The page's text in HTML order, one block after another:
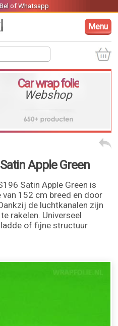
Belof Whatsapp
Menu
Car wrap folie
Webshop
Apple Green
Satin Apple Green is
152 cm breed en door
de luchtkanalen zijn
rakelen. Universeel
of fijne structuur